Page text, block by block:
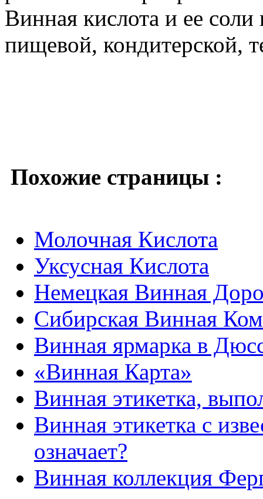
Винная кислота и ее
пищевой, кондитерской,
Похожие страницы :
Молочная Кислота
Уксусная Кислота
Немецкая Винная
Сибирская Винная
Винная ярмарка в
«Винная Карта»
Винная этикетка,
Винная этикетка с
означает?
Винная коллекция